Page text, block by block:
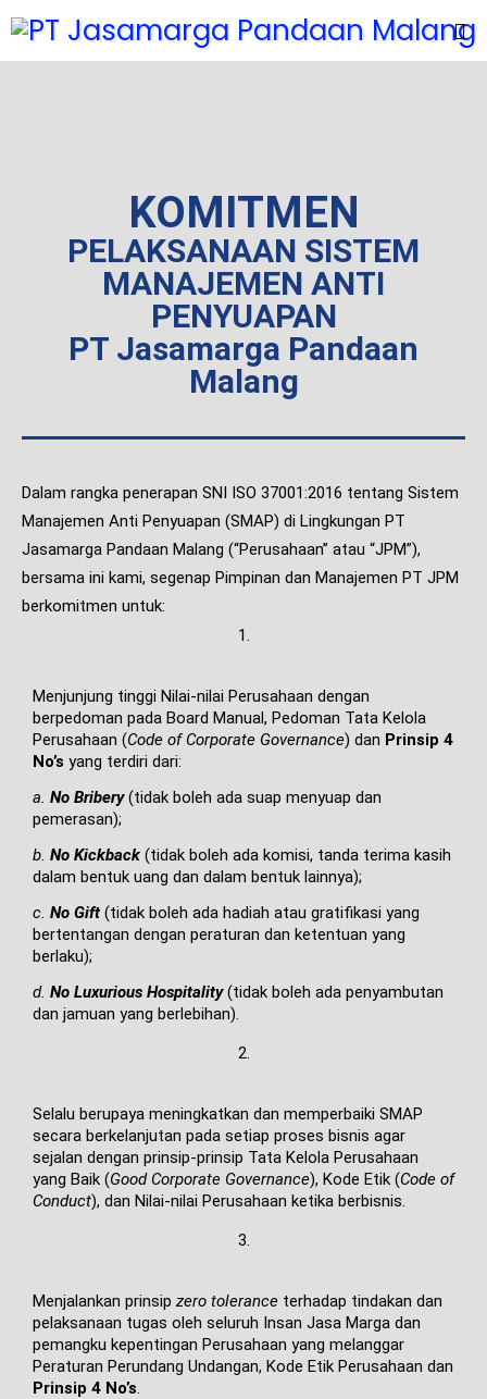
KOMITMEN
PELAKSANAAN SISTEM
MANAJEMEN ANTI
PENYUAPAN
PT Jasamarga Pandaan
Malang
Dalam rangka penerapan SNI ISO 37001:2016 tentang Sistem
Manajemen Anti Penyuapan (SMAP) di Lingkungan PT
Jasamarga Pandaan Malang (“Perusahaan” atau “JPM”),
bersama ini kami, segenap Pimpinan dan Manajemen PT JPM
berkomitmen untuk:
1.
Menjunjung tinggi Nilai-nilai Perusahaan dengan
berpedoman pada Board Manual, Pedoman Tata Kelola
Perusahaan (Code of Corporate Governance) dan Prinsip 4
No’s yang terdiri dari:
a. No Bribery(tidak boleh ada suap menyuap dan
pemerasan);
b. NoKickback (tidak boleh ada komisi, tanda terima kasih
dalam bentuk uang dan dalam bentuk lainnya);
c. NoGift (tidak boleh ada hadiah atau gratifikasi yang
bertentangan dengan peraturan dan ketentuan yang
berlaku);
d. No Luxurious Hospitality(tidak boleh ada penyambutan
dan jamuan yang berlebihan).
2.
Selalu berupaya meningkatkan dan memperbaiki SMAP
secara berkelanjutan pada setiap proses bisnis agar
sejalan dengan prinsip-prinsip Tata Kelola Perusahaan
yang Baik (Good Corporate Governance), Kode Etik (Code of
Conduct), dan Nilai-nilai Perusahaan ketika berbisnis.
3.
Menjalankan prinsip zero toleranceterhadap tindakan dan
pelaksanaan tugas oleh seluruh Insan Jasa Marga dan
pemangku kepentingan Perusahaan yang melanggar
Peraturan Perundang Undangan, Kode Etik Perusahaan dan
Prinsip 4 No’s